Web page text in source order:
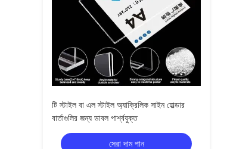
টি স্টাইল বা এল স্টাইল অ্যাক্রিলিক সাইন হোল্ডার
বার্তাগুলির জন্য ডাবল পার্শ্বযুক্ত
সেরা দাম পান